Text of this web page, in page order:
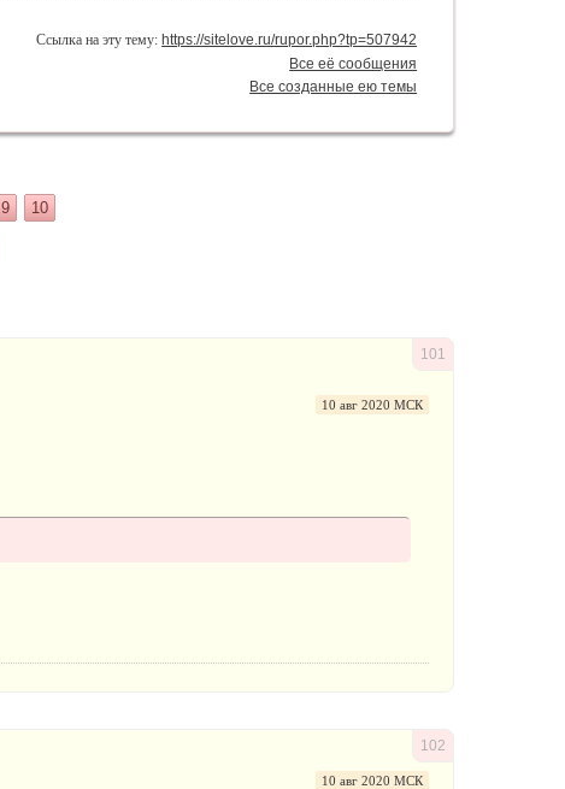
Ссылка на эту тему: https://sitelove.ru/rupor.php?tp=507942
Все её сообщения
Все созданные ею темы
9 10
101
10 авг 2020 МСК
102
10 авг 2020 МСК